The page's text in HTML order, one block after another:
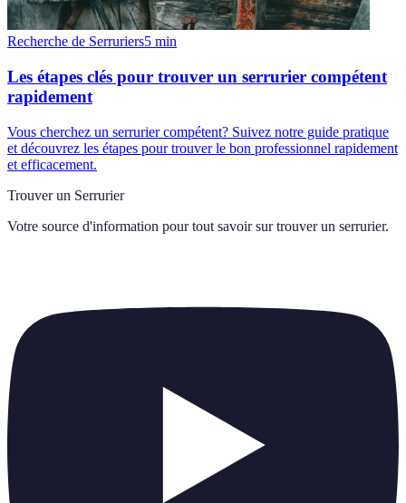
Recherche de Serruriers5 min
Les étapes clés pour trouver un serrurier compétent
rapidement
Vous cherchez un serrurier compétent? Suivez notre guide pratique
et découvrez les étapes pour trouver le bon professionnel rapidement
et efficacement.
Trouver un Serrurier
Votre source d'information pour tout savoir sur trouver un serrurier.